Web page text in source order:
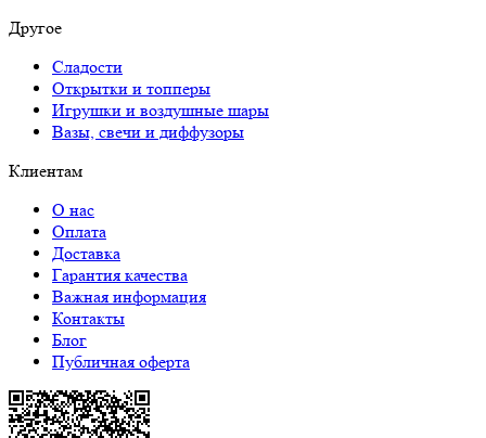
Другое
Сладости
Открытки и топперы
Игрушки и воздушные шары
Вазы, свечи и диффузоры
Клиентам
О нас
Оплата
Доставка
Гарантия качества
Важная информация
Контакты
Блог
Публичная оферта